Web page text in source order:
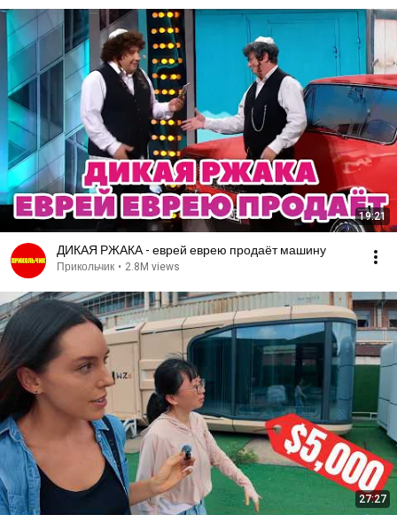
19:21
ДИКАЯ РЖАКА - еврей еврею продаёт машину
Прикольчик • 2.8M views
27:27